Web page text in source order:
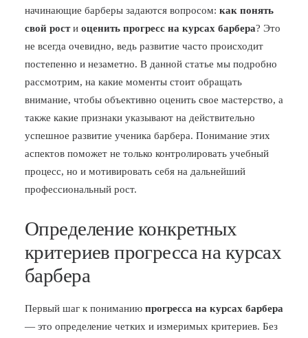
начинающие барберы задаются вопросом: как понять
свой рости оценить прогресс на курсах барбера? Это
не всегда очевидно, ведь развитие часто происходит
постепенно и незаметно. В данной статье мы подробно
рассмотрим, на какие моменты стоит обращать
внимание, чтобы объективно оценить свое мастерство, а
также какие признаки указывают на действительно
успешное развитие ученика барбера. Понимание этих
аспектов поможет не только контролировать учебный
процесс, но и мотивировать себя на дальнейший
профессиональный рост.
Определение конкретных
критериев прогресса на курсах
барбера
Первый шаг к пониманию прогресса на курсах барбера
— это определение четких и измеримых критериев. Без